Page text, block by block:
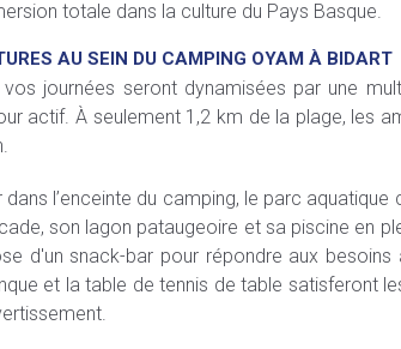
totale dans la culture du Pays Basque.
AU SEIN DU CAMPING OYAM À BIDART
journées seront dynamisées par une
actif. À seulement 1,2 km de la plage, les
l’enceinte du camping, le parc
son lagon pataugeoire et sa piscine en
d'un snack-bar pour répondre aux
et la table de tennis de table satisferont